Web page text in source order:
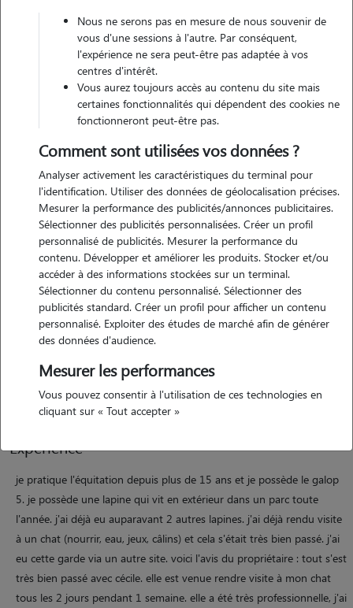
Motivation
je suis actuellement sans emploi donc cette activité me permettrait
d'avoir un revenu. je côtoie des animaux depuis mon enfance. j'ai le
contact facile avec les animaux. je suis sérieuse et organisé. je
souhaite éviter l'abandon des animaux en me proposant pet-sitter.
Expérience
je pratique l'équitation depuis plus de 15 ans et je possède le galop
5. je possède une lapine qui vit en extérieur dans un parc toute
l'année. j'ai déjà eu auparavant 2 autres lapines. j'ai déjà rendu visite
à un chat (nourrir, eau, jeux, câlins) et cela s'était très bien passé. j'ai
eu cette garde via un autre site. voici l'avis du propriétaire : tout s'est
très bien passé avec cécile. elle est venue rendre visite à mon chat
tous les 2 jours pendant 1 semaine. elle a été très professionnelle, j'ai
Nous ne serons pas en mesure de nous souvenir de
vous d'une sessions à l'autre. Par conséquent,
l'expérience ne sera peut-être pas adaptée à vos
centres d'intérêt.
Vous aurez toujours accès au contenu du site mais
certaines fonctionnalités qui dépendent des cookies ne
fonctionneront peut-être pas.
Comment sont utilisées vos données ?
Analyser activement les caractéristiques du terminal pour
l'identification. Utiliser des données de géolocalisation précises.
Mesurer la performance des publicités/annonces publicitaires.
Sélectionner des publicités personnalisées. Créer un profil
personnalisé de publicités. Mesurer la performance du
contenu. Développer et améliorer les produits. Stocker et/ou
accéder à des informations stockées sur un terminal.
Sélectionner du contenu personnalisé. Sélectionner des
publicités standard. Créer un profil pour afficher un contenu
personnalisé. Exploiter des études de marché afin de générer
des données d'audience.
Mesurer les performances
Vous pouvez consentir à l'utilisation de ces technologies en
cliquant sur « Tout accepter »